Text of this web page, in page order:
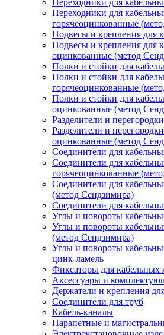
Переходники для
Переходники для
горячеоцинкованные
Подвесы и крепления для
Подвесы и крепления для
оцинкованные (метод
Полки и стойки для
Полки и стойки для
горячеоцинкованные
Полки и стойки для
оцинкованные (метод
Разделители и
Разделители и
оцинкованные (метод
Соединители для
Соединители для
горячеоцинкованные
Соединители для
(метод Сендзимира)
Соединители для
Углы и повороты
Углы и повороты
(метод Сендзимира)
Углы и повороты
цинк-ламель
Фиксаторы для кабельных
Аксессуары и
Держатели и крепления
Соединители для труб
Кабель-каналы
Парапетные и